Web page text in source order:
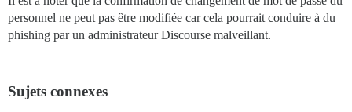
personnel ne peut pas être modifiée car cela pourrait conduire à du
phishing par un administrateur Discourse malveillant.
Sujets connexes